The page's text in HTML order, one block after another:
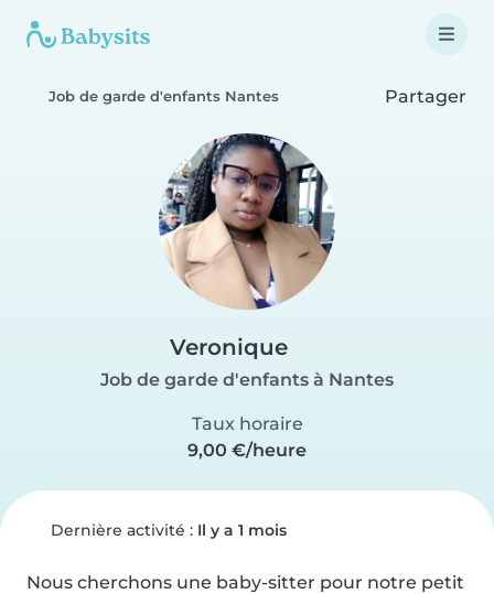
Job de garde d'enfants Nantes Partager
Veronique
Job de garde d'enfants à Nantes
Taux horaire
9,00 €/heure
Dernière activité : Il y a 1 mois
Nous cherchons une baby-sitter pour notre petit